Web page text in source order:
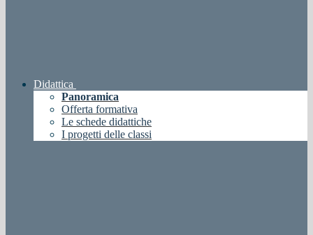
Didattica
Panoramica
Offerta formativa
Le schede didattiche
I progetti delle classi